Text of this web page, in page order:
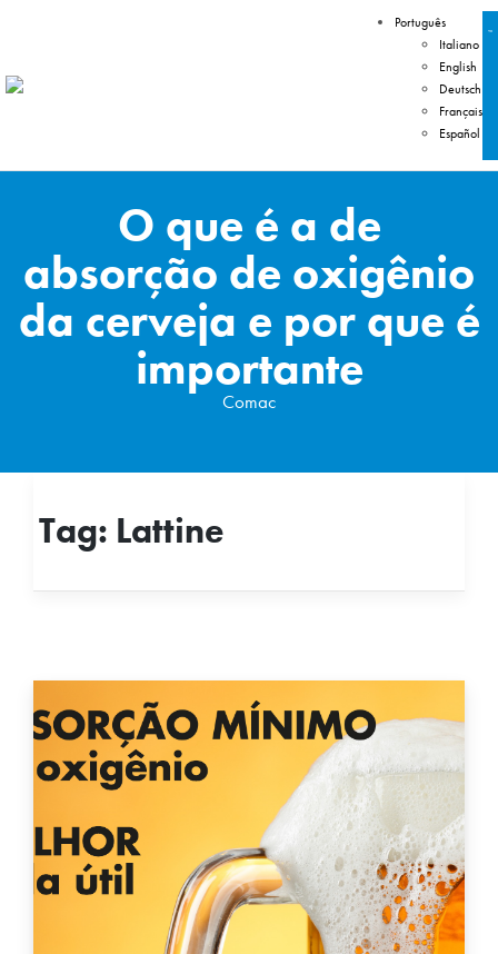
Português
Italiano
English
Deutsch
Français
Español
O que é a de
absorção de oxigênio
da cerveja e por que é
importante
Comac
Tag: Lattine